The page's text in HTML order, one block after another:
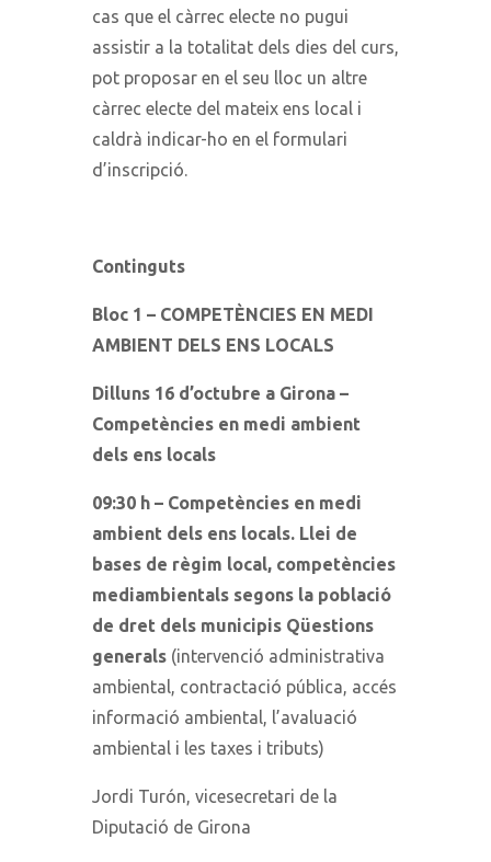
cas que el càrrec electe no pugui
assistir a la totalitat dels dies del curs,
pot proposar en el seu lloc un altre
càrrec electe del mateix ens local i
caldrà indicar-ho en el formulari
d’inscripció.
Continguts
Bloc 1 – COMPETÈNCIES EN MEDI
AMBIENT DELS ENS LOCALS
Dilluns 16 d’octubre a Girona –
Competències en medi ambient
dels ens locals
09:30 h – Competències en medi
ambient dels ens locals. Llei de
bases de règim local, competències
mediambientals segons la població
de dret dels municipis Qüestions
generals (intervenció administrativa
ambiental, contractació pública, accés
informació ambiental, l’avaluació
ambiental i les taxes i tributs)
Jordi Turón, vicesecretari de la
Diputació de Girona